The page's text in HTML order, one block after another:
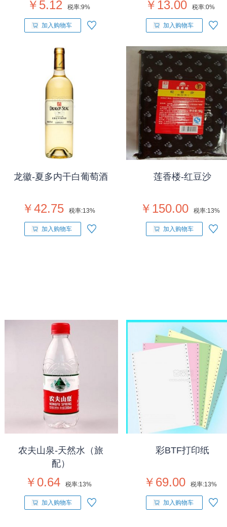
￥5.12 税率:9%
加入购物车
￥13.00 税率:0%
加入购物车
龙徽-夏多内干白葡萄酒
￥42.75 税率:13%
加入购物车
莲香楼-红豆沙
￥150.00 税率:13%
加入购物车
农夫山泉-天然水（旅
配）
￥0.64 税率:13%
加入购物车
彩BTF打印纸
￥69.00 税率:13%
加入购物车